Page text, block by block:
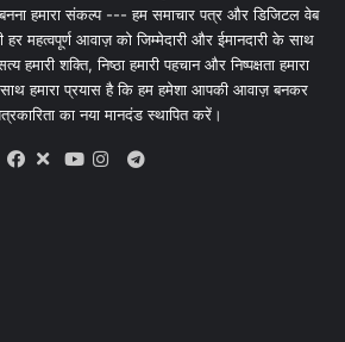
हमारा संकल्प --- हम समाचार पत्र और डिजिटल वेब
महत्वपूर्ण आवाज़ को जिम्मेदारी और ईमानदारी के साथ
हमारी शक्ति, निष्ठा हमारी पहचान और निष्पक्षता हमारा
हमारा प्रयास है कि हम हमेशा आपकी आवाज़ बनकर
का नया मानदंड स्थापित करें।
X
Telegram